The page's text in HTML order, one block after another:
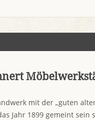
mit der „guten
Jahr 1899 gemeint